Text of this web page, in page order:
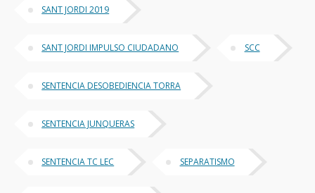
SANT JORDI 2019
SANT JORDI IMPULSO CIUDADANO SCC
SENTENCIA DESOBEDIENCIA TORRA
SENTENCIA JUNQUERAS
SENTENCIA TC LEC SEPARATISMO